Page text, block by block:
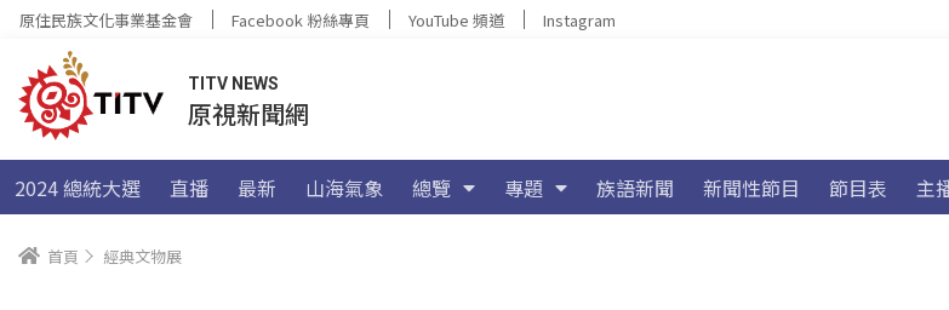
原住民族文化事業基金會 Facebook 粉絲專頁 YouTube 頻道 Instagram
TITV NEWS
原視新聞網
2024 總統大選 直播 最新 山海氣象 總覽 專題 族語新聞 新聞性節目 節目表 主
首頁 經典文物展